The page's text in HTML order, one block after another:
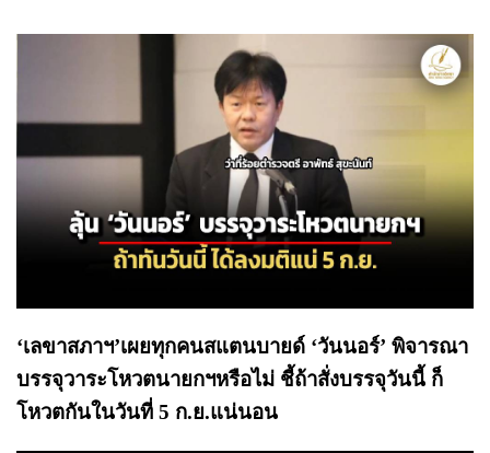
‘เลขาสภาฯ’เผยทุกคนสแตนบายด์ ‘วันนอร์’ พิจารณา
บรรจุวาระโหวตนายกฯหรือไม่ ชี้ถ้าสั่งบรรจุวันนี้ ก็
โหวตกันในวันที่ 5 ก.ย.แน่นอน